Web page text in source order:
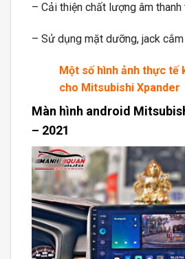
– Cải thiện chất lượng âm thanh
– Sử dụng mặt dưỡng, jack
Một số hình ảnh thực tế
cho Mitsubishi Xpander
Màn hình android
– 2021